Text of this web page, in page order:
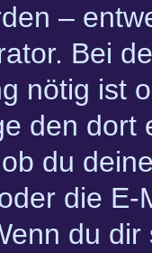
–
Bei
nötig ist
den dort
du
die
du